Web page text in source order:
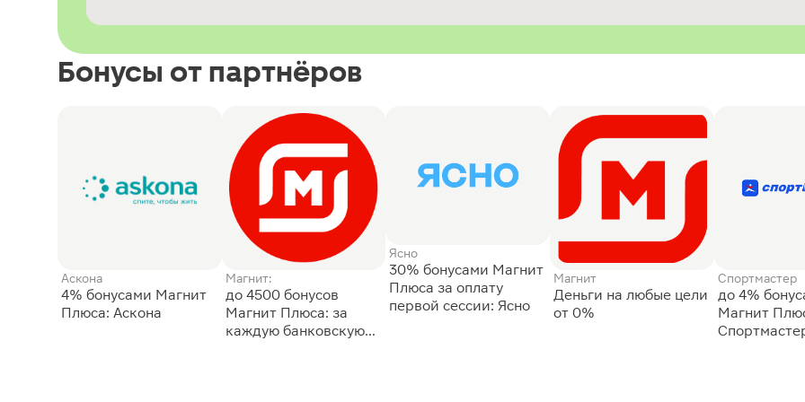
Бонусы от партнёров
Аскона
4% бонусами Магнит
Плюса: Аскона
Магнит:
до 4500 бонусов
Магнит Плюса: за
каждую банковскую
Ясно
30% бонусами Магнит
Плюса за оплату
первой сессии: Ясно
Магнит
Деньги на любые цели
от 0%
Спортмастер
до 4%
Магнит